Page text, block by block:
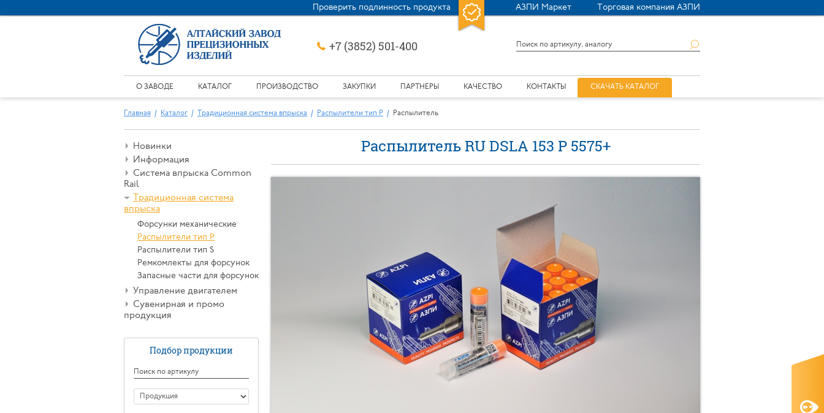
Проверить подлинность продукта АЗПИ Маркет Торговая компания АЗПИ
+7 (3852) 501-400
О ЗАВОДЕ КАТАЛОГ ПРОИЗВОДСТВО ЗАКУПКИ ПАРТНЕРЫ КАЧЕСТВО КОНТАКТЫ СКАЧАТЬ КАТАЛОГ
Главная Каталог Традиционная система впрыска Распылители тип P Распылитель
Новинки
Информация
Система впрыска Common
Rail
Традиционная система
впрыска
Форсунки механические
Распылители тип P
Распылители тип S
Ремкомлекты для форсунок
Запасные части для форсунок
Управление двигателем
Сувенирная и промо
продукция
Подбор продукции
Распылитель RU DSLA 153 P 5575+